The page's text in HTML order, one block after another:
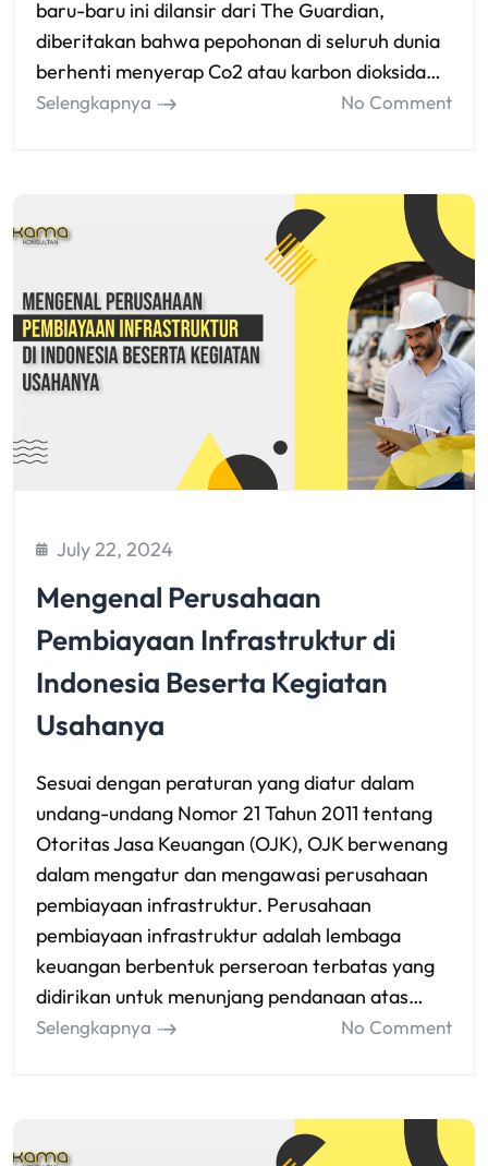
baru-baru ini dilansir dari The Guardian,
diberitakan bahwa pepohonan di seluruh dunia
berhenti menyerap Co2 atau karbon dioksida…
Selengkapnya No Comment
July 22, 2024
Mengenal Perusahaan
Pembiayaan Infrastruktur di
Indonesia Beserta Kegiatan
Usahanya
Sesuai dengan peraturan yang diatur dalam
undang-undang Nomor 21 Tahun 2011 tentang
Otoritas Jasa Keuangan (OJK), OJK berwenang
dalam mengatur dan mengawasi perusahaan
pembiayaan infrastruktur. Perusahaan
pembiayaan infrastruktur adalah lembaga
keuangan berbentuk perseroan terbatas yang
didirikan untuk menunjang pendanaan atas…
Selengkapnya No Comment